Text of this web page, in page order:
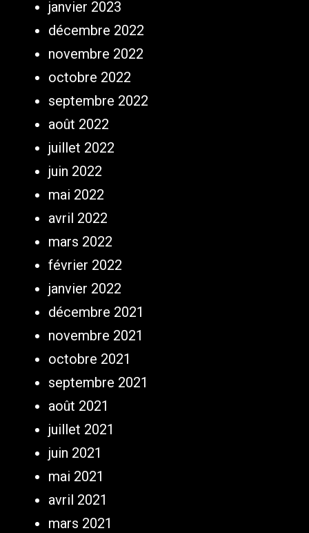
janvier 2023
décembre 2022
novembre 2022
octobre 2022
septembre 2022
août 2022
juillet 2022
juin 2022
mai 2022
avril 2022
mars 2022
février 2022
janvier 2022
décembre 2021
novembre 2021
octobre 2021
septembre 2021
août 2021
juillet 2021
juin 2021
mai 2021
avril 2021
mars 2021